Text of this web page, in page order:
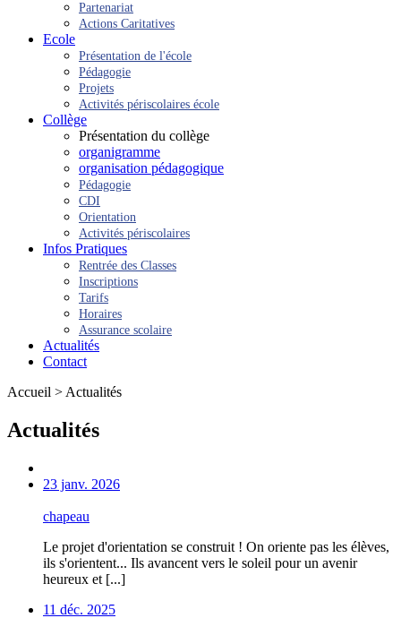
Partenariat
Actions Caritatives
Ecole
Présentation de l'école
Pédagogie
Projets
Activités périscolaires école
Collège
Présentation du collège
organigramme
organisation pédagogique
Pédagogie
CDI
Orientation
Activités périscolaires
Infos Pratiques
Rentrée des Classes
Inscriptions
Tarifs
Horaires
Assurance scolaire
Actualités
Contact
Accueil > Actualités
Actualités
23 janv. 2026
chapeau
Le projet d'orientation se construit ! On oriente pas les élèves,
ils s'orientent... Ils avancent vers le soleil pour un avenir
heureux et [...]
11 déc. 2025